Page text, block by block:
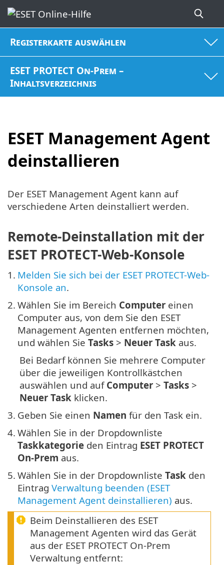
Registerkarte auswählen
ESET PROTECT On-Prem –
Inhaltsverzeichnis
ESET Management Agent
deinstallieren
Der ESET Management Agent kann auf
verschiedene Arten deinstalliert werden.
Remote-Deinstallation mit der
ESET PROTECT-Web-Konsole
1. Melden Sie sich bei der ESET PROTECT-Web-
Konsole an.
2. Wählen Sie im Bereich Computer einen
Computer aus, von dem Sie den ESET
Management Agenten entfernen möchten,
und wählen Sie Tasks > Neuer Task aus.
Bei Bedarf können Sie mehrere Computer
über die jeweiligen Kontrollkästchen
auswählen und auf Computer > Tasks >
Neuer Task klicken.
3. Geben Sie einen Namen für den Task ein.
4. Wählen Sie in der Dropdownliste
Taskkategorie den Eintrag ESET PROTECT
On-Prem aus.
5. Wählen Sie in der Dropdownliste Task den
Eintrag Verwaltung beenden (ESET
Management Agent deinstallieren) aus.
Beim Deinstallieren des ESET
Management Agenten wird das Gerät
aus der ESET PROTECT On-Prem
Verwaltung entfernt: